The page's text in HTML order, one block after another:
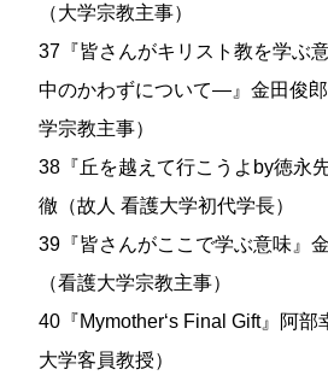
（大学宗教主事）
37『皆さんがキリスト教を学ぶ
中のかわずについて―』金田俊
学宗教主事）
38『丘を越えて行こうよby徳永
徹（故人 看護大学初代学長）
39『皆さんがここで学ぶ意味』
（看護大学宗教主事）
40『Mymother‘s Final Gift』阿部
大学客員教授）